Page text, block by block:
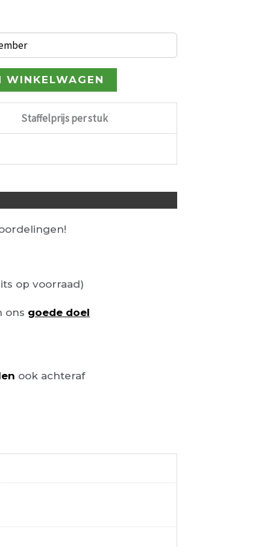
WINKELWAGEN
Staffelprijs per stuk
op voorraad)
ons goede doel
ook achteraf